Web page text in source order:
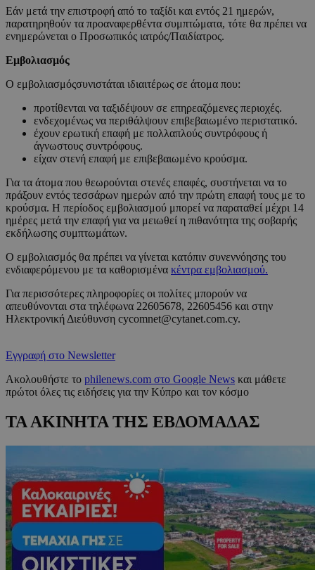
Εάν μετά την επιστροφή από το ταξίδι και εντός 21 ημερών,
παρατηρηθούν τα προαναφερθέντα συμπτώματα, τότε θα πρέπει να
ενημερώνεται ο Προσωπικός ιατρός/Παιδίατρος.
Εμβολιασμός
Ο εμβολιασμόςσυνιστάται ιδιαιτέρως σε άτομα που:
προτίθενται να ταξιδέψουν σε επηρεαζόμενες περιοχές.
ενδεχομένως να περιθάλψουν επιβεβαιωμένο περιστατικό.
έχουν ερωτική επαφή με πολλαπλούς συντρόφους ή
άγνωστους συντρόφους.
είχαν στενή επαφή με επιβεβαιωμένο κρούσμα.
Για τα άτομα που θεωρούνται στενές επαφές, συστήνεται να το
πράξουν εντός τεσσάρων ημερών από την πρώτη επαφή τους με το
κρούσμα. Η περίοδος εμβολιασμού μπορεί να παραταθεί μέχρι 14
ημέρες μετά την επαφή για να μειωθεί η πιθανότητα της σοβαρής
εκδήλωσης συμπτωμάτων.
Ο εμβολιασμός θα πρέπει να γίνεται κατόπιν συνεννόησης του
ενδιαφερόμενου με τα καθορισμένα κέντρα εμβολιασμού.
Για περισσότερες πληροφορίες οι πολίτες μπορούν να
απευθύνονται στα τηλέφωνα 22605678, 22605456 και στην
Ηλεκτρονική Διεύθυνση cycomnet@cytanet.com.cy.
Εγγραφή στο Newsletter
Ακολουθήστε το philenews.com στο Google News και μάθετε
πρώτοι όλες τις ειδήσεις για την Κύπρο και τον κόσμο
ΤΑ ΑΚΙΝΗΤΑ ΤΗΣ ΕΒΔΟΜΑΔΑΣ